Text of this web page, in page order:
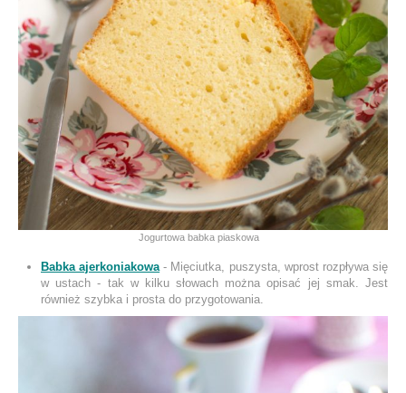
Jogurtowa babka piaskowa
Babka ajerkoniakowa- Mięciutka, puszysta, wprost rozpływa się
w ustach - tak w kilku słowach można opisać jej smak. Jest
również szybka i prosta do przygotowania.